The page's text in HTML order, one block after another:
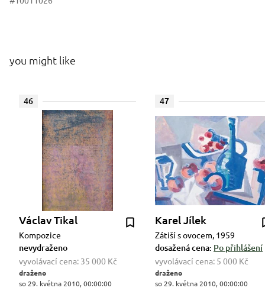
you might like
46
Václav Tikal
Kompozice
nevydraženo
vyvolávací cena: 35 000 Kč
draženo
so 29. května 2010, 00:00:00
47
Karel Jílek
Zátiší s ovocem, 1959
dosažená cena: Po přihlášení
vyvolávací cena: 5 000 Kč
draženo
so 29. května 2010, 00:00:00